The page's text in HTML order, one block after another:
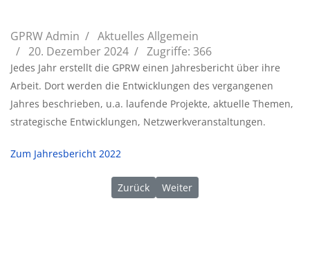
GPRW Admin
Aktuelles Allgemein
20. Dezember 2024
Zugriffe: 366
Jedes Jahr erstellt die GPRW einen Jahresbericht über ihre
Arbeit. Dort werden die Entwicklungen des vergangenen
Jahres beschrieben, u.a. laufende Projekte, aktuelle Themen,
strategische Entwicklungen, Netzwerkveranstaltungen.
Zum Jahresbericht 2022
Vorheriger Beitrag: 09/2021 | Konferenz
Zurück Nächster Beitrag: 03/2023 |
Weiter